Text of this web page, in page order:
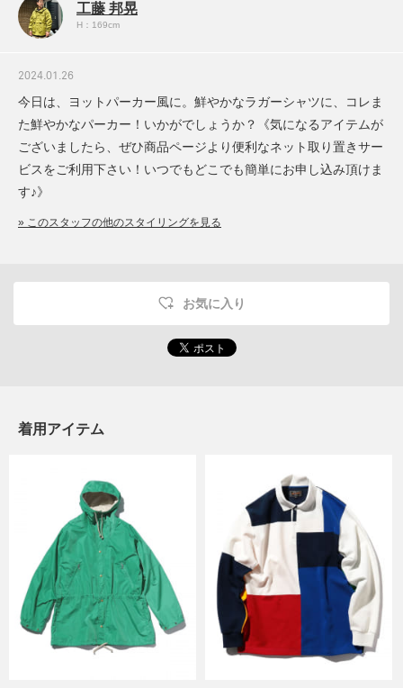
工藤 邦晃
H：169cm
2024.01.26
今日は、ヨットパーカー風に。鮮やかなラガーシャツに、コレま
た鮮やかなパーカー！いかがでしょうか？《気になるアイテムが
ございましたら、ぜひ商品ページより便利なネット取り置きサー
ビスをご利用下さい！いつでもどこでも簡単にお申し込み頂けま
す♪》
» このスタッフの他のスタイリングを見る
お気に入り
着用アイテム